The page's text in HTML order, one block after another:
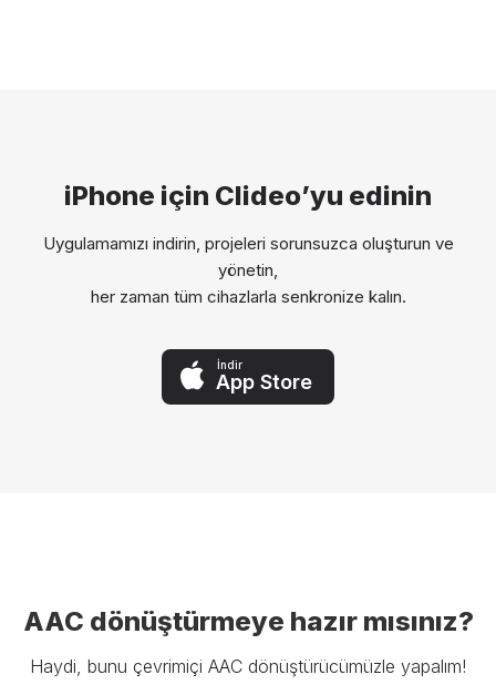
iPhone için Clideo’yu edinin
Uygulamamızı indirin, projeleri sorunsuzca oluşturun ve
yönetin,
her zaman tüm cihazlarla senkronize kalın.
İndir
App Store
AAC dönüştürmeye hazır mısınız?
Haydi, bunu çevrimiçi AAC dönüştürücümüzle yapalım!